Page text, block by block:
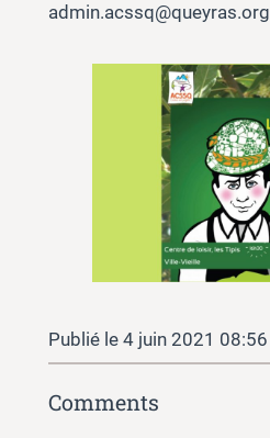
admin.acssq@queyras.org
4 juin 2021 08:56
Comments